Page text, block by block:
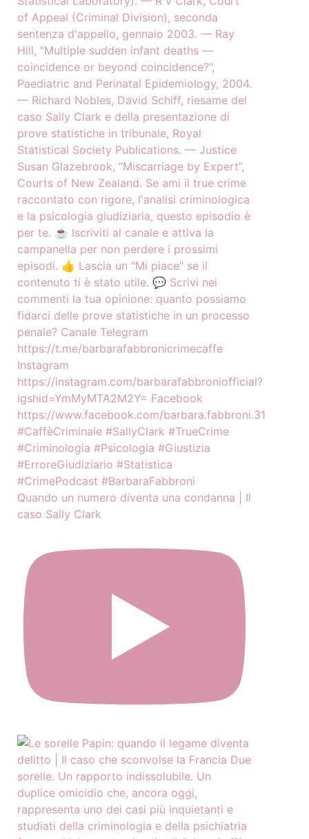
Quando un numero diventa una condanna | Il
caso Sally Clark